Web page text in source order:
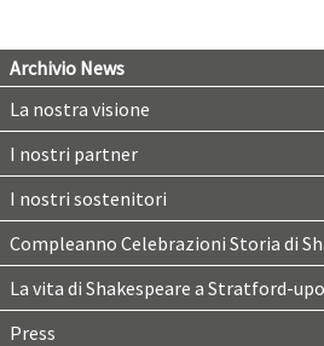
Archivio News
La nostra visione
I nostri partner
I nostri sostenitori
Compleanno Celebrazioni Storia di
La vita di Shakespeare a Stratford-
Press